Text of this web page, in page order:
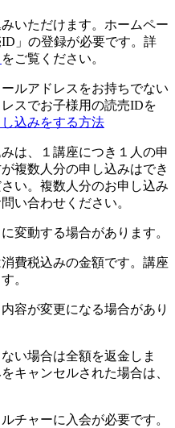
いただけます。ホームペー
」の登録が必要です。詳
をご覧ください。
ルアドレスをお持ちでない
スでお子様用の読売IDを
込みをする方法
は、１講座につき１人の申
複数人分の申し込みはでき
い。複数人分のお申し込み
い合わせください。
変動する場合があります。
費税込みの金額です。講座
。
容が変更になる場合があり
い場合は全額を返金しま
キャンセルされた場合は、
チャーに入会が必要です。